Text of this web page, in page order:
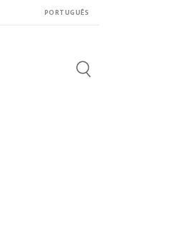
PORTUGUÊS
Search